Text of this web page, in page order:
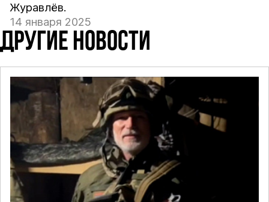
Журавлёв.
14 января 2025
ДРУГИЕ НОВОСТИ